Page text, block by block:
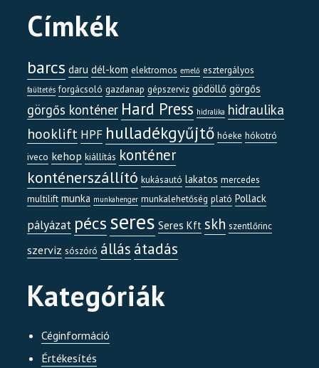
Címkék
barcs daru dél-kom elektromos emelő esztergályos
faültetés forgácsoló gazdanap gépszerviz gödöllő görgős
görgős konténer Hard Press hidralika hidraulika
hooklift HPF hulladékgyűjtő hóeke hókotró
iveco kehop kiállítás konténer
konténerszállító kukásautó lakatos mercedes
multilift munka munkahenger munkalehetőség plató Pollack
pályázat pécsseres Seres Kft skh szentlőrinc
szerviz sószóró állás átadás
Kategóriák
Céginformáció
Értékesítés